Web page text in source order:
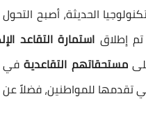
الحديثة، أصبح
استمارة التقاعد
مستحقاتهم التقاعديةفي
تقدمها للمواطنين، فضلاً